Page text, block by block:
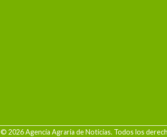
© 2026 Agencia Agraria de Noticias. Todos los